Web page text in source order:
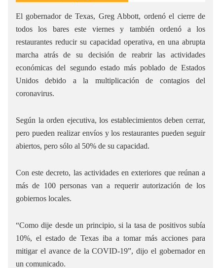
El gobernador de Texas, Greg Abbott, ordenó el cierre de
todos los bares este viernes y también ordenó a los
restaurantes reducir su capacidad operativa, en una abrupta
marcha atrás de su decisión de reabrir las actividades
económicas del segundo estado más poblado de Estados
Unidos debido a la multiplicación de contagios del
coronavirus.
Según la orden ejecutiva, los establecimientos deben cerrar,
pero pueden realizar envíos y los restaurantes pueden seguir
abiertos, pero sólo al 50% de su capacidad.
Con este decreto, las actividades en exteriores que reúnan a
más de 100 personas van a requerir autorización de los
gobiernos locales.
“Como dije desde un principio, si la tasa de positivos subía
10%, el estado de Texas iba a tomar más acciones para
mitigar el avance de la COVID-19”, dijo el gobernador en
un comunicado.